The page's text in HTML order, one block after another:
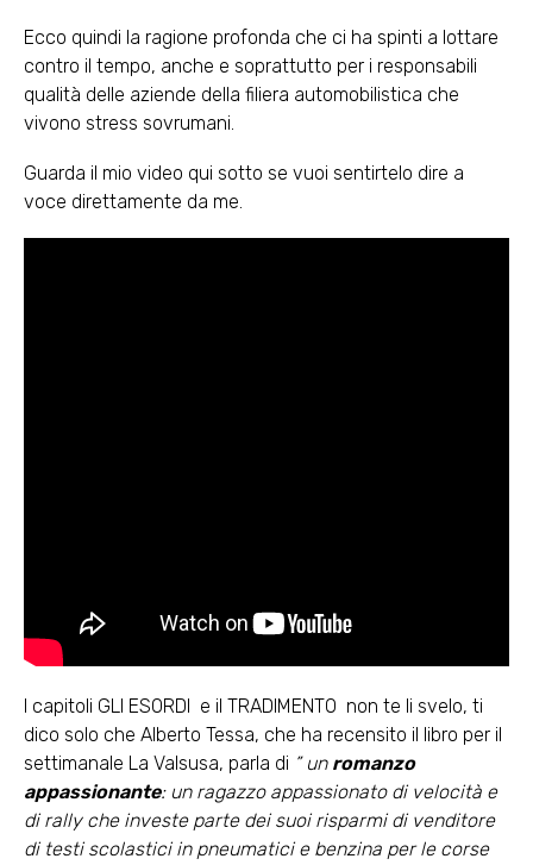
Ecco quindi la ragione profonda che ci ha spinti a lottare
contro il tempo, anche e soprattutto per i responsabili
qualità delle aziende della filiera automobilistica che
vivono stress sovrumani.
Guarda il mio video qui sotto se vuoi sentirtelo dire a
voce direttamente da me.
I capitoli GLI ESORDI e il TRADIMENTO non te li svelo, ti
dico solo che Alberto Tessa, che ha recensito il libro per il
settimanale La Valsusa, parla di ” un romanzo
appassionante: un ragazzo appassionato di velocità e
di rally che investe parte dei suoi risparmi di venditore
di testi scolastici in pneumatici e benzina per le corse